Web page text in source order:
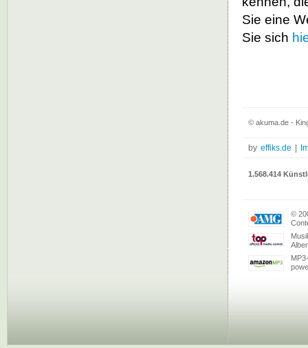
Sie eine
Sie sich
© akuma.de -
by effiks.de
1.568.414
©